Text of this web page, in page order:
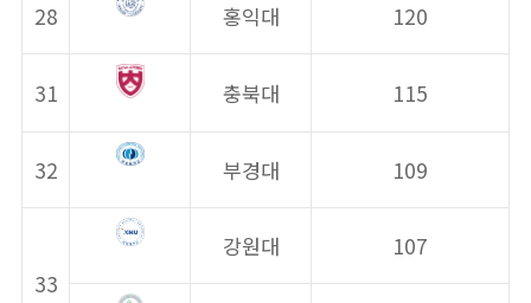
28 홍익대 120
31 충북대 115
32 부경대 109
33
강원대 107